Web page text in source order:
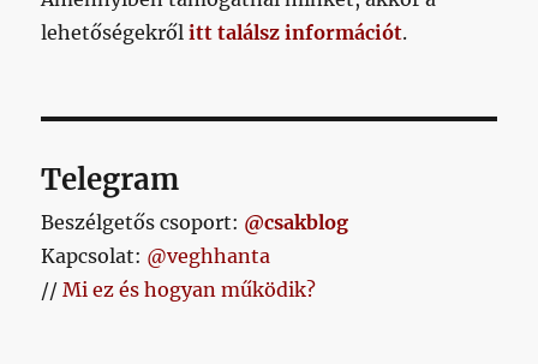
bejegyzéshez
lehetőségekrőlitt találsz információt.
Telegram
Beszélgetős csoport: @csakblog
Kapcsolat: @veghhanta
//Mi ez és hogyan működik?